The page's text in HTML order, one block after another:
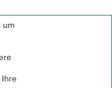
33
79
um
Ihre